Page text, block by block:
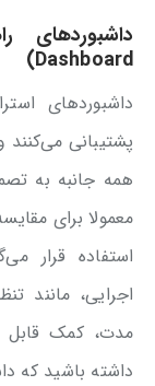
Dashboard)
داشبوردهای
پشتیبانی
همه جانبه به
معمولا برای
استفاده قرار
اجرایی، مانند
مدت، کمک قابل
داشته باشید که